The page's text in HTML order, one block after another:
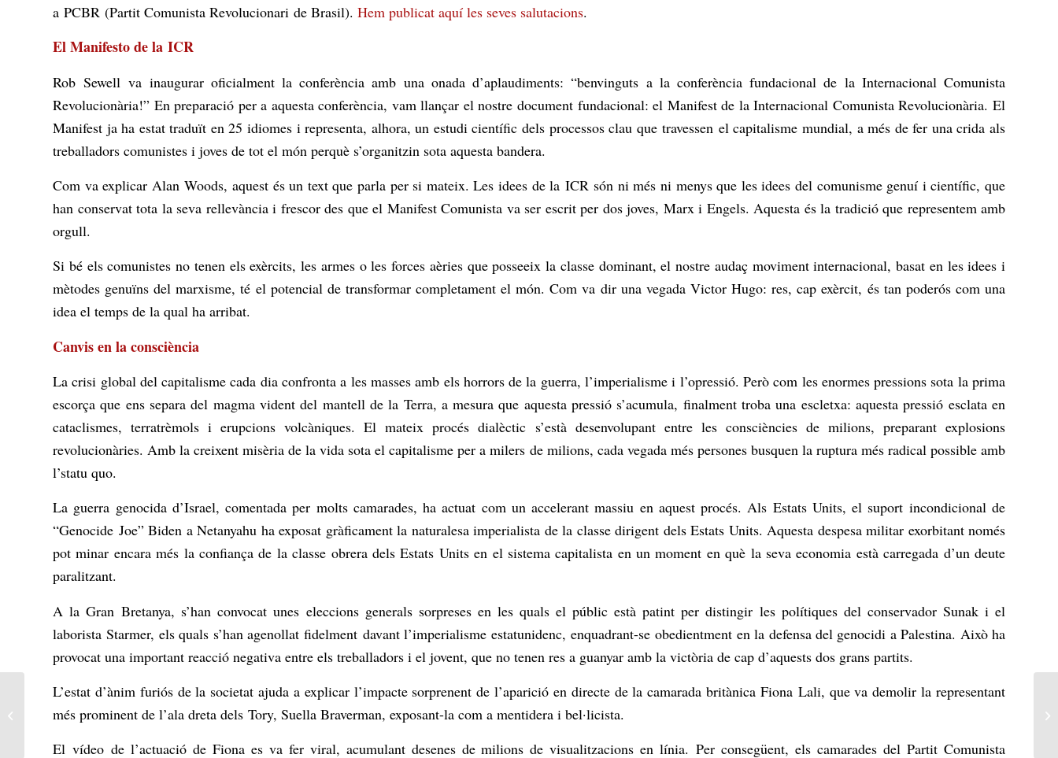
a PCBR (Partit Comunista Revolucionari de Brasil). Hem publicat aquí les seves salutacions.
El Manifesto de la ICR
RobSewell va inaugurar oficialment la conferència amb una onada d’aplaudiments: “benvinguts a la conferència fundacional de la Internacional Comunista
Revolucionària!” En preparació per a aquesta conferència, vam llançar el nostre document fundacional: el Manifest de la Internacional Comunista Revolucionària. El
Manifest ja ha estat traduït en 25 idiomes i representa, alhora, un estudi científic dels processos clau que travessen el capitalisme mundial, a més de fer una crida als
treballadors comunistes i joves de tot el món perquè s’organitzin sota aquesta bandera.
Com va explicar AlanWoods, aquest és un text que parla per si mateix. Les idees de la ICRsón ni més ni menys que les idees del comunisme genuí i científic, que
han conservat tota la seva rellevància i frescor des que el Manifest Comunista va ser escrit per dos joves, Marx i Engels. Aquesta és la tradició que representem amb
orgull.
Si bé els comunistes no tenen els exèrcits, les armes o les forces aèries que posseeix la classe dominant, el nostre audaç moviment internacional, basat en les idees i
mètodes genuïns del marxisme, té el potencial de transformar completament el món. Com va dir una vegada Victor Hugo: res, cap exèrcit, és tan poderós com una
idea el temps de la qual ha arribat.
Canvis en la consciència
La crisi global del capitalisme cada dia confronta a les masses amb els horrors de la guerra, l’imperialisme i l’opressió. Però com les enormes pressions sota la prima
escorça que ens separa del magma vident del mantell de la Terra, a mesura que aquesta pressió s’acumula, finalment troba una escletxa: aquesta pressió esclata en
cataclismes, terratrèmols i erupcions volcàniques. El mateix procés dialèctic s’està desenvolupant entre les consciències de milions, preparant explosions
revolucionàries. Amb la creixent misèria de la vida sota el capitalisme per a milers de milions, cada vegada més persones busquen la ruptura més radical possible amb
l’statu quo.
La guerra genocida d’Israel, comentada per molts camarades, ha actuat com un accelerant massiu en aquest procés. Als Estats Units, el suport incondicional de
“Genocide Joe” Biden a Netanyahu ha exposat gràficament la naturalesa imperialista de la classe dirigent dels Estats Units. Aquesta despesa militar exorbitant només
pot minar encara més la confiança de la classe obrera dels Estats Units en el sistema capitalista en un moment en què la seva economia està carregada d’un deute
paralitzant.
A la Gran Bretanya, s’han convocat unes eleccions generals sorpreses en les quals el públic està patint per distingir les polítiques del conservador Sunak i el
laboristaStarmer, els quals s’han agenollat fidelment davant l’imperialisme estatunidenc, enquadrant-se obedientment en la defensa del genocidi a Palestina. Això ha
provocat una important reacció negativa entre els treballadors i el jovent, que no tenen res a guanyar amb la victòria de cap d’aquests dos grans partits.
L’estat d’ànim furiós de la societat ajuda a explicar l’impacte sorprenent de l’aparició en directe de la camarada britànica Fiona Lali, que va demolir la representant
més prominent de l’ala dreta dels Tory, Suella Braverman, exposant-la com a mentidera i bel·licista.
El vídeo de l’actuació de Fiona es va fer viral, acumulant desenes de milions de visualitzacions en línia. Per consegüent, els camarades del Partit Comunista
Debat a Catarsi: Lenin i
la qüestió nacional, una